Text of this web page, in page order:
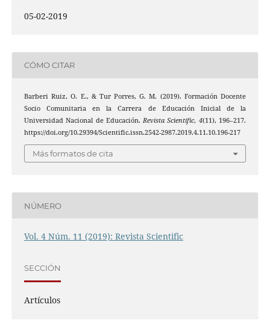
05-02-2019
CÓMO CITAR
Barberi Ruiz, O. E., & Tur Porres, G. M. (2019). Formación Docente
Socio Comunitaria en la Carrera de Educación Inicial de la
Universidad Nacional de Educación.Revista Scientific, 4(11), 196–217.
https://doi.org/10.29394/Scientific.issn.2542-2987.2019.4.11.10.196-217
Más formatos de cita
NÚMERO
Vol. 4 Núm. 11 (2019): Revista Scientific
SECCIÓN
Artículos